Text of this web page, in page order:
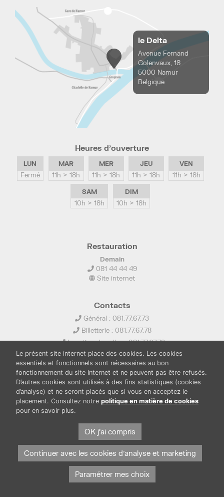
le Delta
Avenue Fernand
Golenvaux, 18
5000 Namur
Belgique
Heures d’ouverture
LUN
Fermé
MAR
11h > 18h
MER
11h > 18h
JEU
11h > 18h
VEN
11h > 18h
SAM
10h > 18h
DIM
10h > 18h
Restauration
Demain
081 44 44 49
Site internet
Contacts
Général : 081.77.67.73
Billetterie : 081.77.67.78
Location de salles : 081.77.67.79
info@ledelta.be
BOUTIQUE
Protection des données et cookies
Mentions légales
Le présent site internet place des cookies. Les cookies
essentiels et fonctionnels sont nécessaires au bon
fonctionnement du site Internet et ne peuvent pas être refusés.
D’autres cookies sont utilisés à des fins statistiques (cookies
d’analyse) et ne seront placés que si vous en acceptez le
placement. Consultez notre politique en matière de cookies
pour en savoir plus.
OK j'ai compris
Continuer avec les cookies d'analyse et marketing
Paramétrer mes choix